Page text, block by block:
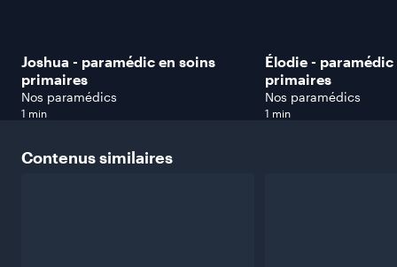
Joshua - paramédic en soins
primaires
Nos paramédics
1 min
Élodie - paramédic
primaires
Nos paramédics
1 min
Contenussimilaires